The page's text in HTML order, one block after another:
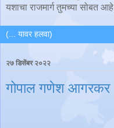
यशाचा राजमार्ग तुमच्या सोबत आहे
२७ डिसेंबर २०२२
गोपाल गणेश आगरकर